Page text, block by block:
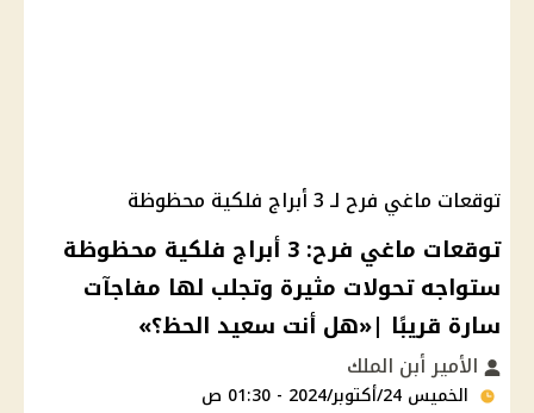
توقعات ماغي فرح لـ 3 أبراج فلكية محظوظة
توقعات ماغي فرح: 3 أبراج فلكية محظوظة
ستواجه تحولات مثيرة وتجلب لها مفاجآت
سارة قريبًا |«هل أنت سعيد الحظ؟»
الأمير أبن الملك
الخميس 24/أكتوبر/2024 - 01:30 ص